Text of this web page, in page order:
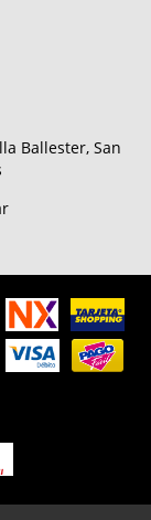
Ballester, San